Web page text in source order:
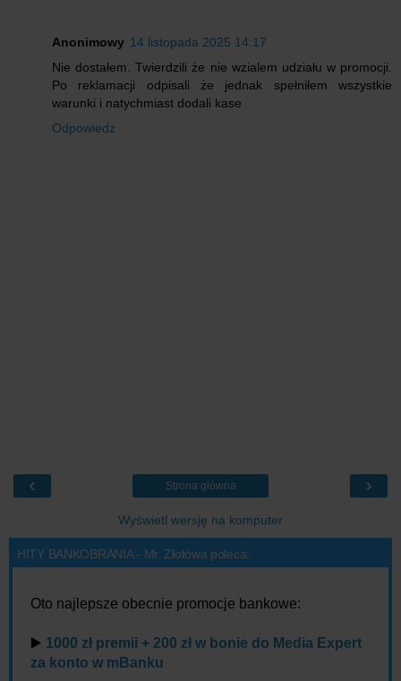
Anonimowy 14 listopada 2025 14:17
Nie dostałem. Twierdzili że nie wzialem udziału w promocji.
Po reklamacji odpisali że jednak spełniłem wszystkie
warunki i natychmiast dodali kase
Odpowiedz
‹ ›
Strona główna
Wyświetl wersję na komputer
HITY BANKOBRANIA - Mr. Złotówa poleca:
Oto najlepsze obecnie promocje bankowe:
▶️ 1000 zł premii + 200 zł w bonie do Media Expert
za konto w mBanku